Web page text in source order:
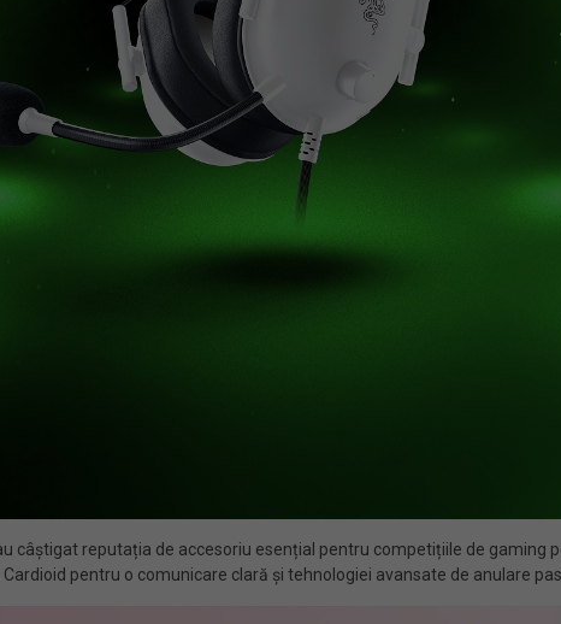
câștigat reputația de accesoriu esențial pentru competițiile de gaming
pentru o comunicare clară și tehnologiei avansate de anulare